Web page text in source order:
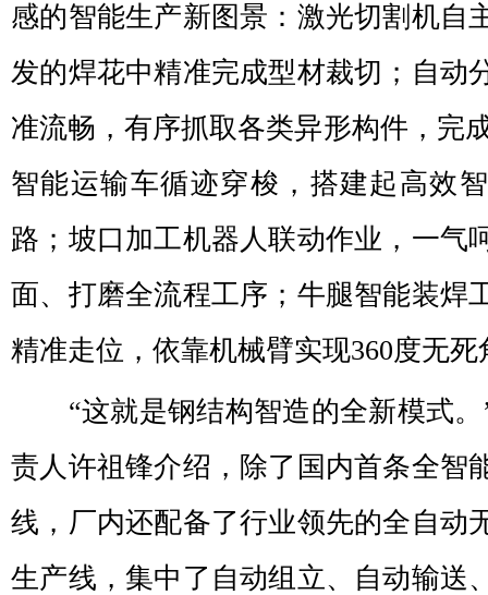
感的智能生产新图景：激光切割机自
发的焊花中精准完成型材裁切；自动
准流畅，有序抓取各类异形构件，完
智能运输车循迹穿梭，搭建起高效
路；坡口加工机器人联动作业，一气
面、打磨全流程工序；牛腿智能装焊
精准走位，依靠机械臂实现360度无
“这就是钢结构智造的全新模式
责人许祖锋介绍，除了国内首条全智
线，厂内还配备了行业领先的全自动
生产线，集中了自动组立、自动输送